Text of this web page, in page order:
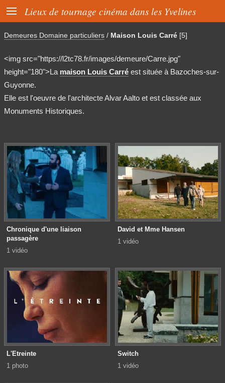
 Lieux de tournage cinéma dans les Yvelines
Demeures Domaine particuliers / Maison Louis Carré [5]
<img src="https://l2tc78.fr/images/demeure/Carre.jpg"
height="180">La maison Louis Carré est située à Bazoches-sur-
Guyonne.
Elle est l'oeuvre de l'architecte Alvar Aalto et est classée aux
Monuments Historiques.
Chronique d'une liaison
passagère
1 vidéo
David et Mme Hansen
1 vidéo
L'Etreinte
1 photo
Switch
1 vidéo